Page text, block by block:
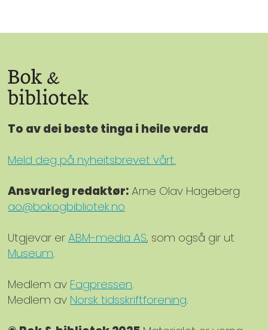
To av dei beste tinga i heile verda
Meld deg på nyheitsbrevet vårt.
Ansvarleg redaktør:Arne Olav Hageberg
ao@bokogbibliotek.no
Utgjevar erABM-media AS, som også gir ut
Museum.
Medlem av Fagpressen.
Medlem av Norsk tidsskriftforening.